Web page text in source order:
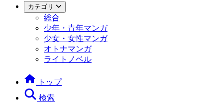
カテゴリ
総合
少年・青年マンガ
少女・女性マンガ
オトナマンガ
ライトノベル
トップ
検索